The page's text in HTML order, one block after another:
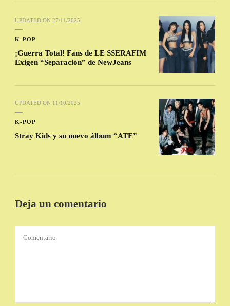
UPDATED ON 27/11/2025
K-POP
¡Guerra Total! Fans de LE SSERAFIM
Exigen “Separación” de NewJeans
UPDATED ON 11/10/2025
K-POP
Stray Kids y su nuevo álbum “ATE”
Deja un comentario